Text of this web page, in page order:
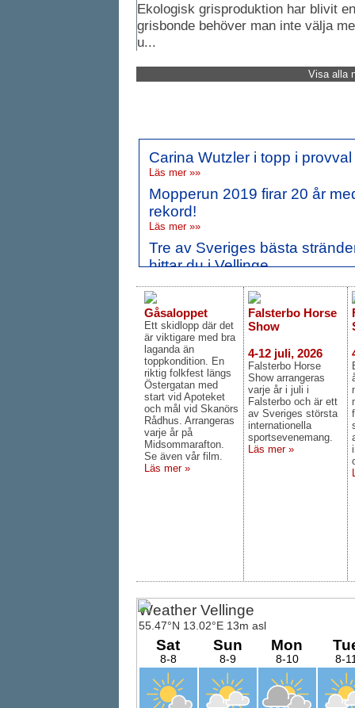
Ekologisk grisproduktion har blivit
grisbonde behöver man inte välja
u...
Visa alla
Carina Wutzler i topp i provval
Läs mer »»
Mopperun 2019 firar 20 år
rekord!
Läs mer »»
Tre av Sveriges bästa
hittar du i Vellinge
Sköna toner i Falsterbo för
Läs mer »»
Prisregn i Vellinge när
och föreningar hyllades
Läs mer »»
Bröllop nyinvigde Stortorget
Läs mer »»
Ny utmärkelse: Årets
Nyföretagarkommun 2018
Läs mer »»
Värmen inspiration till
sandskulpturer i Falsterbo
Carina Wutzler klipper till...
618 fantaster i Mopperun
Världsmästare och
invigde Falsterbo Bird Show
Läs mer »»
Nu är macken med närlivs
öppnad i Östra Grevie
Läs mer »»
Gåsaloppet
Ett skidlopp där det
är viktigare med bra
laganda än
toppkondition. En
riktig folkfest längs
Östergatan med
start vid Apoteket
och mål vid Skanörs
Rådhus. Arrangeras
varje år på
Midsommarafton.
Se även vår film.
Läs mer »
Falsterbo Horse
Show
4-12 juli, 2026
Falsterbo Horse
Show arrangeras
varje år i juli i
Falsterbo och är ett
av Sveriges största
internationella
sportsevenemang.
Läs mer »